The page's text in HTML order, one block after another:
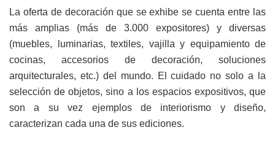
La oferta de decoración que se exhibe se cuenta entre las
más amplias (más de 3.000 expositores) y diversas
(muebles, luminarias, textiles, vajilla y equipamiento de
cocinas, accesorios de decoración, soluciones
arquitecturales, etc.) del mundo. El cuidado no solo a la
selección de objetos, sino a los espacios expositivos, que
son a su vez ejemplos de interiorismo y diseño,
caracterizan cada una de sus ediciones.